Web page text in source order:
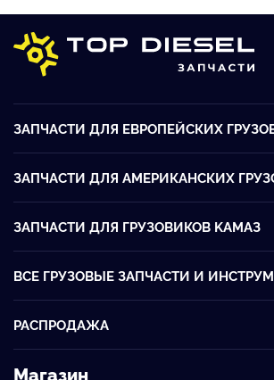
ЗАПЧАСТИ ДЛЯ ЕВРОПЕЙСКИХ
ЗАПЧАСТИ ДЛЯ АМЕРИКАНСКИХ
ЗАПЧАСТИ ДЛЯ ГРУЗОВИКОВ KАМАЗ
ВСЕ ГРУЗОВЫЕ ЗАПЧАСТИ И
РАСПРОДАЖА
Магазин